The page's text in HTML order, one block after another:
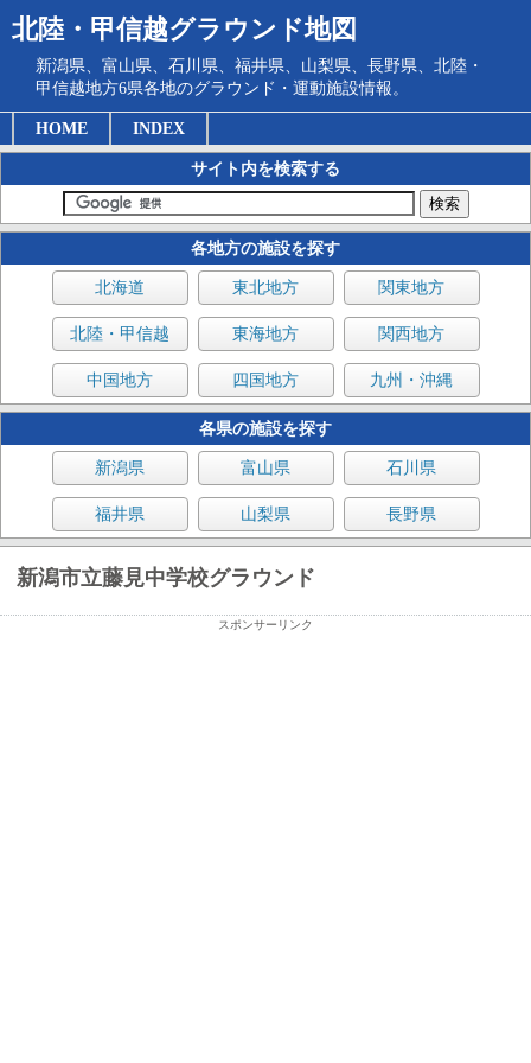
北陸・甲信越グラウンド地図
新潟県、富山県、石川県、福井県、山梨県、長野県、北陸・
甲信越地方6県各地のグラウンド・運動施設情報。
HOME INDEX
サイト内を検索する
各地方の施設を探す
北海道 東北地方 関東地方
北陸・甲信越 東海地方 関西地方
中国地方 四国地方 九州・沖縄
各県の施設を探す
新潟県 富山県 石川県
福井県 山梨県 長野県
新潟市立藤見中学校グラウンド
スポンサーリンク